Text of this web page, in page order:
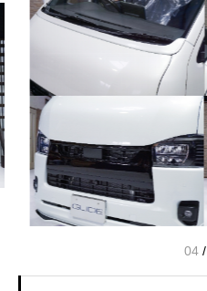
04 /